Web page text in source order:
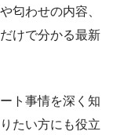
匂わせの内容、
けで分かる最新
ト事情を深く知
たい方にも役立